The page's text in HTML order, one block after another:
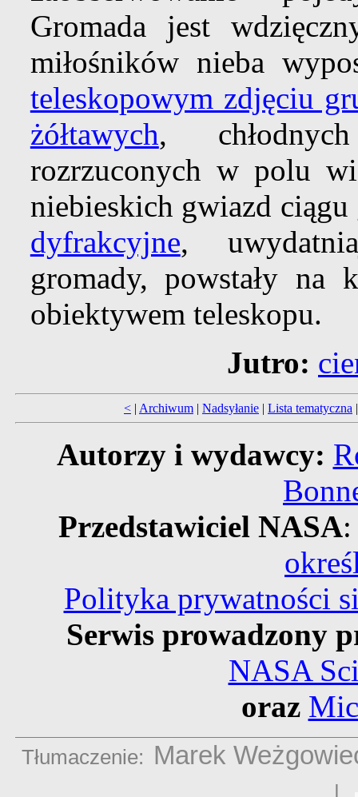
Gromada jest
miłośników nieba
teleskopowym zdjęciu
żółtawych,
rozrzuconych w polu
niebieskich gwiazd
dyfrakcyjne,
gromady, powstały na
obiektywem teleskopu.
Jutro:
< | Archiwum | Nadsyłanie | Lista tematyczna
Autorzy i wydawcy:
Przedstawiciel NASA
Polityka prywatności
Serwis prowadzony
NASA
oraz
Tłumaczenie: Marek
|